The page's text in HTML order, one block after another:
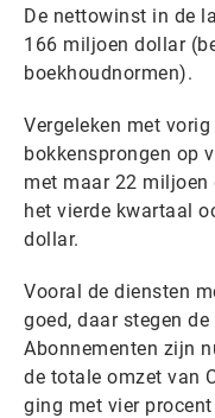
De nettowinst in de
166 miljoen dollar
boekhoudnormen).
Vergeleken met
bokkensprongen op
met maar 22
het vierde kwartaal
dollar.
Vooral de diensten
goed, daar stegen
Abonnementen zijn
de totale omzet van
ging met vier procent